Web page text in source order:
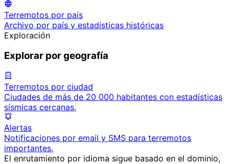
Terremotos por país
Archivo por país y estadísticas históricas
Exploración
Explorar por geografía
Terremotos por ciudad
Ciudades de más de 20 000 habitantes con estadísticas
sísmicas cercanas.
Alertas
Notificaciones por email y SMS para terremotos
importantes.
El enrutamiento por idioma sigue basado en el dominio,